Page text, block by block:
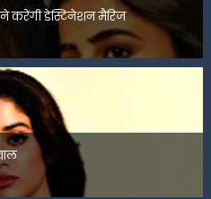
करेंगी डेस्टिनेशन मैरिज